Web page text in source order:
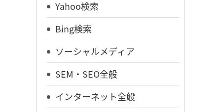
Yahoo検索
Bing検索
ソーシャルメディア
SEM・SEO全般
インターネット全般